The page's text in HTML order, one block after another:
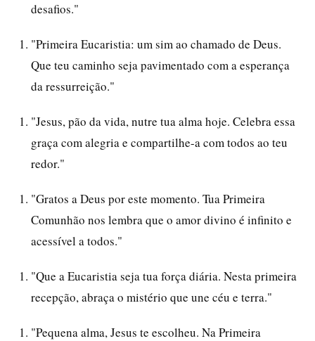
desafios."
"Primeira Eucaristia: um sim ao chamado de Deus.
Que teu caminho seja pavimentado com a esperança
da ressurreição."
"Jesus, pão da vida, nutre tua alma hoje. Celebra essa
graça com alegria e compartilhe-a com todos ao teu
redor."
"Gratos a Deus por este momento. Tua Primeira
Comunhão nos lembra que o amor divino é infinito e
acessível a todos."
"Que a Eucaristia seja tua força diária. Nesta primeira
recepção, abraça o mistério que une céu e terra."
"Pequena alma, Jesus te escolheu. Na Primeira